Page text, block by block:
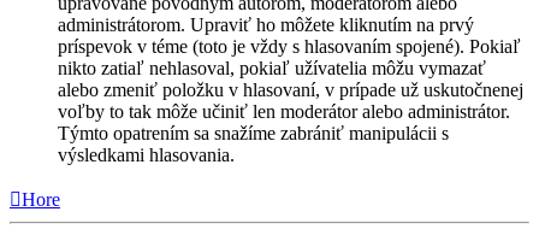
administrátorom. Upraviť ho môžete kliknutím na prvý
príspevok v téme (toto je vždy s hlasovaním spojené). Pokiaľ
nikto zatiaľ nehlasoval, pokiaľ užívatelia môžu vymazať
alebo zmeniť položku v hlasovaní, v prípade už uskutočnenej
voľby to tak môže učiniť len moderátor alebo administrátor.
Týmto opatrením sa snažíme zabrániť manipulácii s
výsledkami hlasovania.
Hore